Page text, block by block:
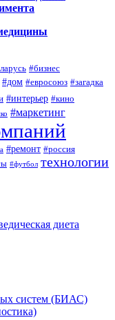
#бизнес
#дом #евросоюз #загадка
#интерьер #кино
#маркетинг
#ремонт #россия
#футбол технологии
диета
систем (БИАС)